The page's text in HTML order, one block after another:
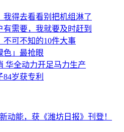
得去看看别把机组淋了
需要，我就要及时赶到
不可不知的10件大事
色」最抢眼
华全动力开足马力生产
岁获专利